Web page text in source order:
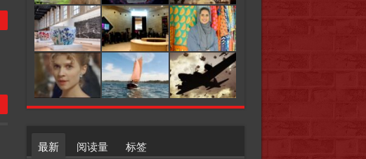
最新 阅读量 标签